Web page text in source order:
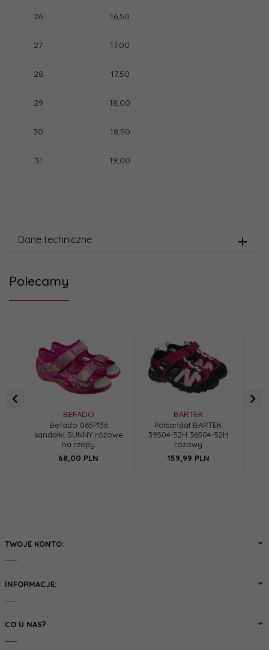
26 16,50
27 17,00
28 17,50
29 18,00
30 18,50
31 19,00
Dane techniczne
Polecamy
BEFADO
Befado 065P136
sandałki SUNNY różowe
na rzepy
68,00 PLN
BARTEK
Półsandał BARTEK
39504-52H 36504-52H
różowy
159,99 PLN
TWOJE KONTO:
INFORMACJE:
CO U NAS?